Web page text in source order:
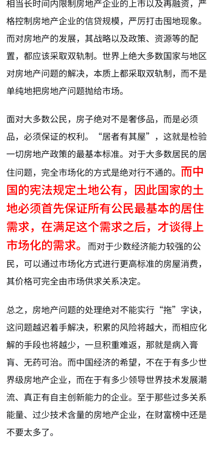
相当长时间内限制房地产企业的上市以及再融资，严
格控制房地产企业的信贷规模，严厉打击囤地现象。
而对房地产的发展，其战略以及政策、资源等的配
置，都应该采取双轨制。世界上绝大多数国家与地区
对房地产问题的解决，本质上都采取双轨制，而不是
单纯地把房地产问题抛给市场。
面对大多数公民，房子绝对不是奢侈品，而是必须
品，必须保证的权利。“居者有其屋”，这就是检验
一切房地产政策的最基本标准。对于大多数居民的居
住问题，完全市场化的方式是绝对行不通的。 而中
国的宪法规定土地公有，因此国家的土
地必须首先保证所有公民最基本的居住
需求，在满足这个需求之后，才谈得上
市场化的需求。
而对于少数经济能力较强的公
民，可以通过市场化方式进行更高标准的房屋消费，
其价格可完全由市场供求关系决定。
总之，房地产问题的处理绝对不能实行“拖”字诀，
这问题越迟着手解决，积累的风险将越大，而相应化
解的手段也将越少，一旦积重难返，那就是病入膏
肓、无药可治。而中国经济的希望，不在于有多少世
界级房地产企业，而在于有多少领导世界技术发展潮
流、真正有自主创新能力的企业。至于那些过多关系
能量、过少技术含量的房地产企业，在财富榜中还是
不要太多了。